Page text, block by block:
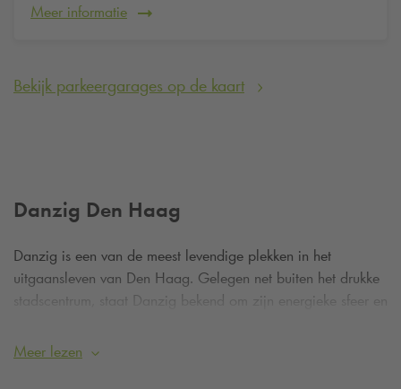
Meer informatie
Bekijk parkeergarages op de kaart
Danzig Den Haag
Danzig is een van de meest levendige plekken in het
uitgaansleven van Den Haag. Gelegen net buiten het drukke
stadscentrum, staat Danzig bekend om zijn energieke sfeer en
muziek en gezelligheid samenkomen en waar iedere
Meer lezen